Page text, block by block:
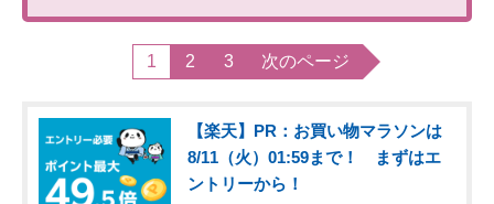
1 2 3 次のページ
【楽天】PR：お買い物マラソンは
8/11（火）01:59まで！ まずはエ
ントリーから！